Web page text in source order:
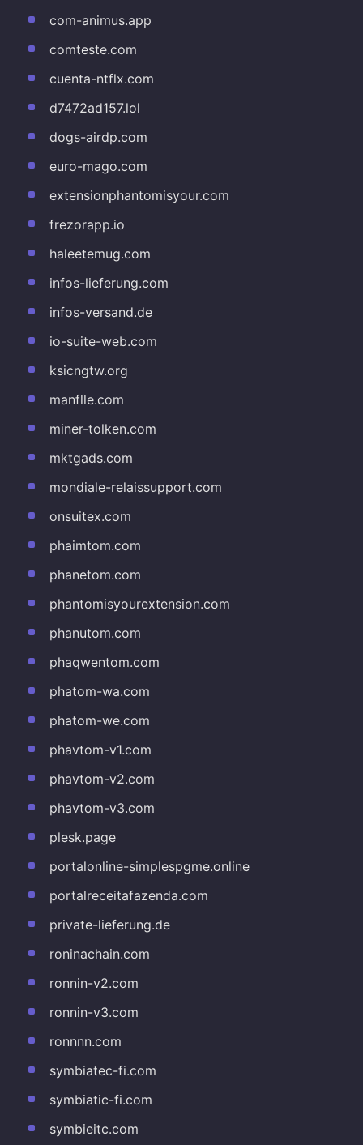
com-animus.app
comteste.com
cuenta-ntflx.com
d7472ad157.lol
dogs-airdp.com
euro-mago.com
extensionphantomisyour.com
frezorapp.io
haleetemug.com
infos-lieferung.com
infos-versand.de
io-suite-web.com
ksicngtw.org
manflle.com
miner-tolken.com
mktgads.com
mondiale-relaissupport.com
onsuitex.com
phaimtom.com
phanetom.com
phantomisyourextension.com
phanutom.com
phaqwentom.com
phatom-wa.com
phatom-we.com
phavtom-v1.com
phavtom-v2.com
phavtom-v3.com
plesk.page
portalonline-simplespgme.online
portalreceitafazenda.com
private-lieferung.de
roninachain.com
ronnin-v2.com
ronnin-v3.com
ronnnn.com
symbiatec-fi.com
symbiatic-fi.com
symbieitc.com